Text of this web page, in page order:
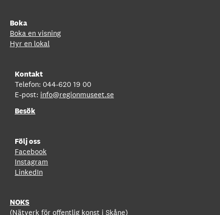
Boka
Boka en visning
Hyr en lokal
Kontakt
Telefon: 044-620 19 00
E-post: info@regionmuseet.se
Besök
Följ oss
Facebook
Instagram
LinkedIn
NOKS
(Nätverk för offentlig konst i Skåne)